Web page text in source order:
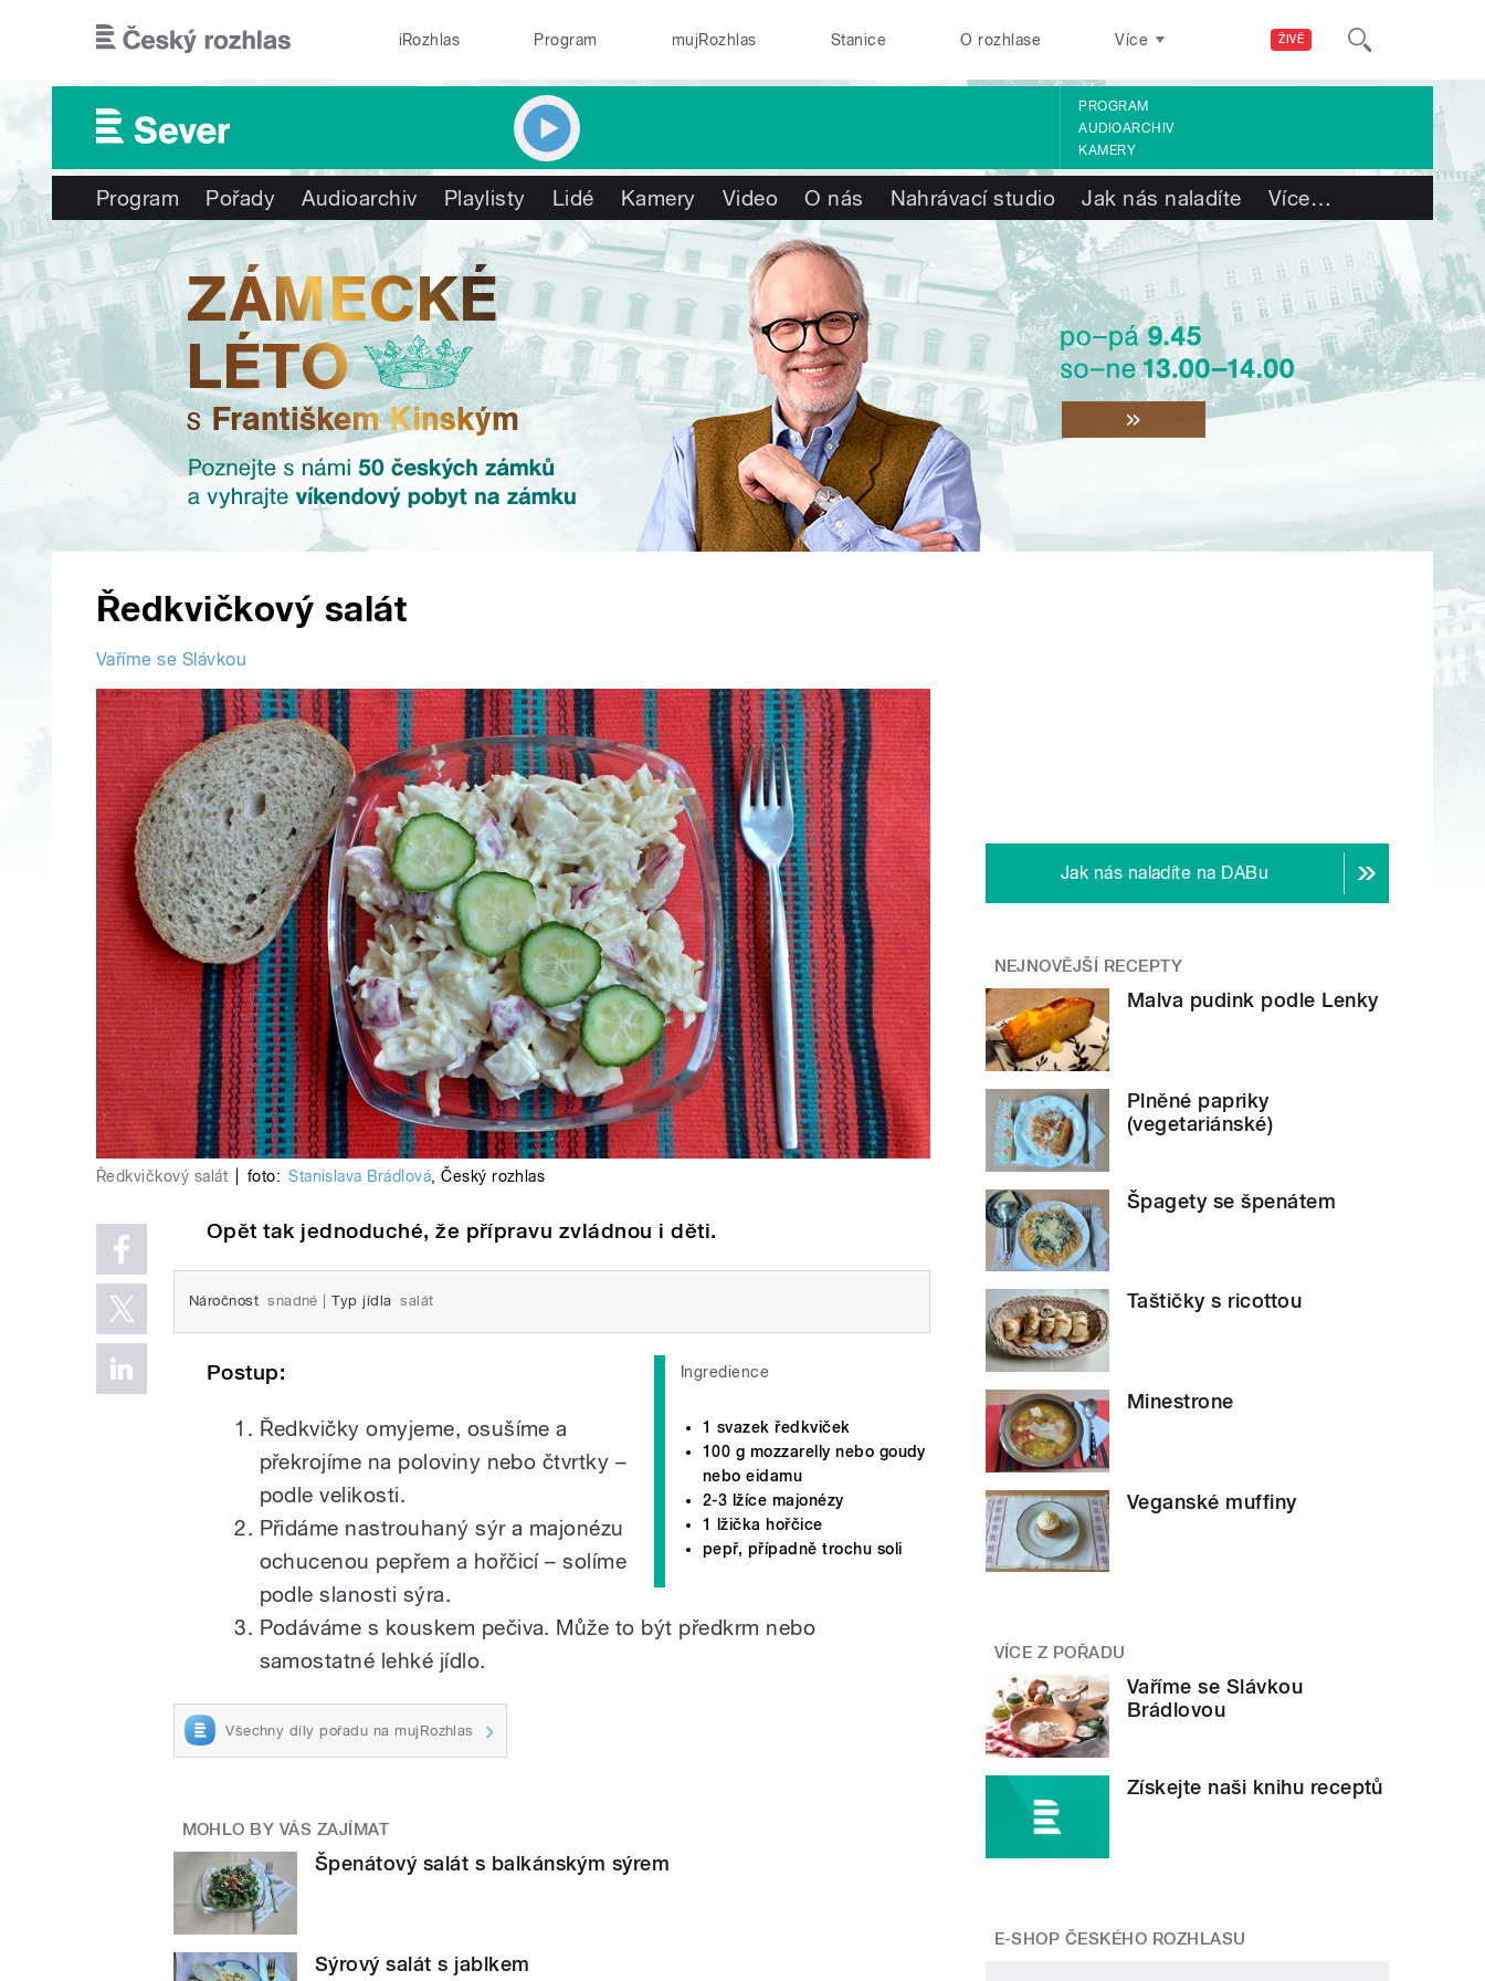
ŽIVĚ
iRozhlas Program mujRozhlas Stanice O rozhlase Více
PROGRAM
AUDIOARCHIV
KAMERY
Program Pořady Audioarchiv Playlisty Lidé Kamery Video O nás Nahrávací studio Jak nás naladíte Více…
Ředkvičkový salát
Vaříme se Slávkou
Ředkvičkový salát foto: Stanislava Brádlová,Český rozhlas
Opět tak jednoduché, že přípravu zvládnou i děti.
Náročnost snadné Typ jídla salát
Ingredience
1 svazek ředkviček
100 g mozzarelly nebo goudy
nebo eidamu
2-3 lžíce majonézy
1 lžička hořčice
pepř, případně trochu soli
Postup:
Ředkvičky omyjeme, osušíme a
překrojíme na poloviny nebo čtvrtky –
podle velikosti.
Přidáme nastrouhaný sýr a majonézu
ochucenou pepřem a hořčicí – solíme
podle slanosti sýra.
Podáváme s kouskem pečiva. Může to být předkrm nebo
samostatné lehké jídlo.
Všechny díly pořadu na mujRozhlas
MOHLO BY VÁS ZAJÍMAT
Špenátový salát s balkánským sýrem
Sýrový salát s jablkem
Jak nás naladíte na DABu
NEJNOVĚJŠÍ RECEPTY
Malva pudink podle Lenky
Plněné papriky
(vegetariánské)
Špagety se špenátem
Taštičky s ricottou
Minestrone
Veganské muffiny
VÍCE Z POŘADU
Vaříme se Slávkou
Brádlovou
Získejte naši knihu receptů
E-SHOP ČESKÉHO ROZHLASU